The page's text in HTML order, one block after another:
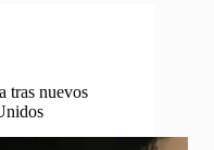
tras nuevos